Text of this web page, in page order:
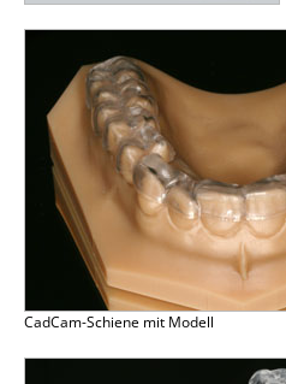
CadCam-Schiene mit Modell